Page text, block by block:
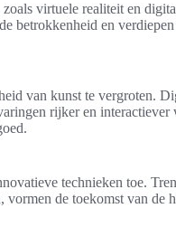
virtuele realiteit en
betrokkenheid en
van kunst te vergroten.
rijker en interactiever
technieken toe.
de toekomst van de